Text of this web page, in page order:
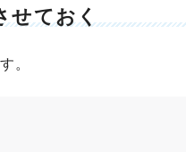
せておく
。